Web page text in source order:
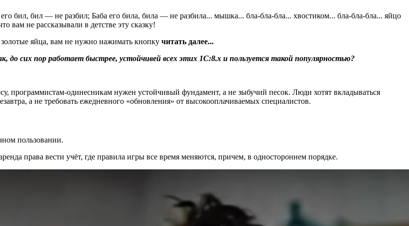
бил, бил — не разбил; Баба его била, била — не разбила... мышка... бла‑бла‑бла... хвостиком... бла‑бла‑бла... яйцо
вам не рассказывали в детстве эту сказку!
яйца, вам не нужно нажимать кнопку читать далее...
до сих пор работает быстрее, устойчивей всех этих 1С:8.х и пользуется такой популярностью?
программистам‑одинесникам нужен устойчивый фундамент, а не зыбучий песок. Люди хотят вкладываться
а не требовать ежедневного «обновления» от высокооплачиваемых специалистов.
пользовании.
права вести учёт, где правила игры все время меняются, причем, в одностороннем порядке.